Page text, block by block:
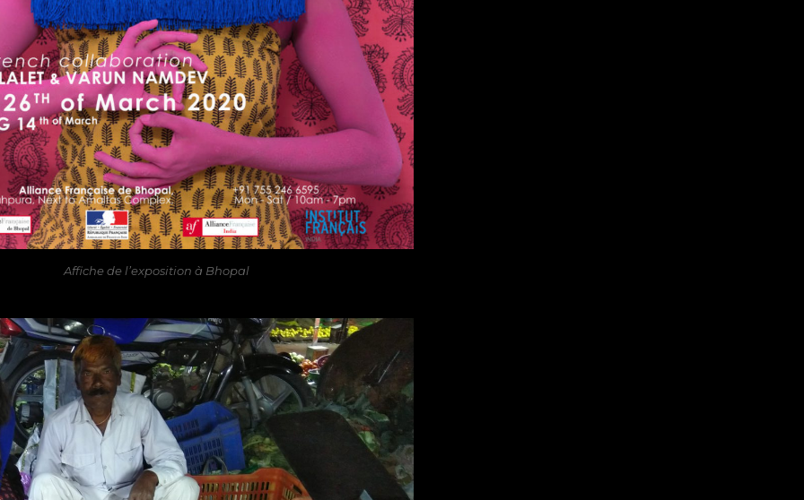
Affiche de l’exposition à Bhopal